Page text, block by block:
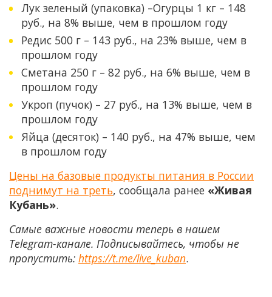
Лук зеленый (упаковка) –Огурцы 1 кг – 148
руб., на 8% выше, чем в прошлом году
Редис 500 г – 143 руб., на 23% выше, чем в
прошлом году
Сметана 250 г – 82 руб., на 6% выше, чем в
прошлом году
Укроп (пучок) – 27 руб., на 13% выше, чем в
прошлом году
Яйца (десяток) – 140 руб., на 47% выше, чем
в прошлом году
Цены на базовые продукты питания в России
поднимут на треть, сообщала ранее «Живая
Кубань».
Самые важные новости теперь в нашем
Telegram-канале. Подписывайтесь, чтобы не
пропустить: https://t.me/live_kuban.